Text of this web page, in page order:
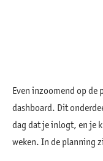
Even inzoomend op de
dashboard. Dit
dag dat je inlogt, en je
weken. In de planning